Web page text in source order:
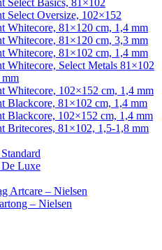
Select Basics, 81×102
Select Oversize, 102×152
Whitecore, 81×120 cm, 1,4 mm
Whitecore, 81×120 cm, 3,3 mm
Whitecore, 81×102 cm, 1,4 mm
Whitecore, Select Metals 81×102
mm
Whitecore, 102×152 cm, 1,4 mm
Blackcore, 81×102 cm, 1,4 mm
Blackcore, 102×152 cm, 1,4 mm
Britecores, 81×102, 1,5-1,8 mm
De Luxe
Artcare – Nielsen
– Nielsen